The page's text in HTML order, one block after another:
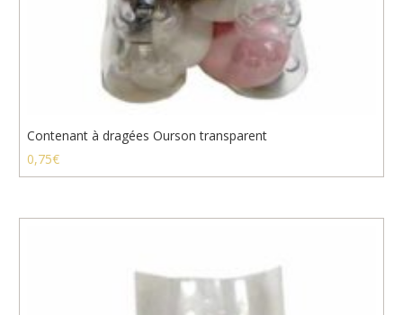
Contenant à dragées Ourson transparent
0,75€